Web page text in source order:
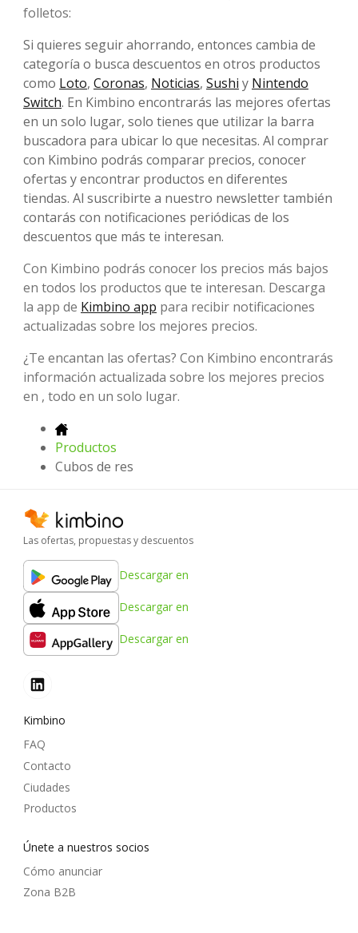
folletos:
Si quieres seguir ahorrando, entonces cambia de
categoría o busca descuentos en otros productos
como Loto, Coronas, Noticias, Sushi y Nintendo
Switch. En Kimbino encontrarás las mejores ofertas
en un solo lugar, solo tienes que utilizar la barra
buscadora para ubicar lo que necesitas. Al comprar
con Kimbino podrás comparar precios, conocer
ofertas y encontrar productos en diferentes
tiendas. Al suscribirte a nuestro newsletter también
contarás con notificaciones periódicas de los
descuentos que más te interesan.
Con Kimbino podrás conocer los precios más bajos
en todos los productos que te interesan. Descarga
la app de Kimbino app para recibir notificaciones
actualizadas sobre los mejores precios.
¿Te encantan las ofertas? Con Kimbino encontrarás
información actualizada sobre los mejores precios
en , todo en un solo lugar.
Productos
Cubos de res
Las ofertas, propuestas y descuentos
Descargar en
Descargar en
Descargar en
Kimbino
FAQ
Contacto
Ciudades
Productos
Únete a nuestros socios
Cómo anunciar
Zona B2B